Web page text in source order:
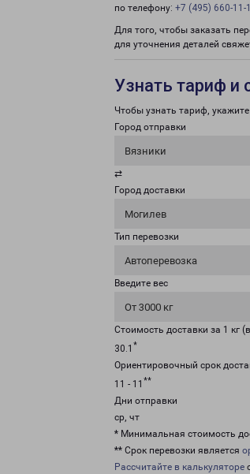
по телефону: +7 (495) 660-11-
Для того, чтобы заказать
для уточнения деталей
Узнать тариф и
Чтобы узнать тариф, укажите
Город отправки
Вязники
⇄
Город доставки
Могилев
Тип перевозки
Автоперевозка
Введите вес
От 3000 кг
Стоимость доставки за 1 кг
30.1 *
Ориентировочный срок
11 - 11 **
Дни отправки
ср, чт
* Минимальная стоимость
** Срок перевозки является
Рассчитайте в калькуляторе